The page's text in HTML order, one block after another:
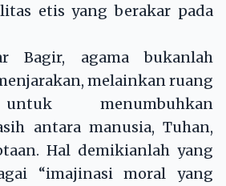
etis yang berakar pada
Bagir, agama bukanlah
melainkan ruang
menumbuhkan
antara manusia, Tuhan,
Hal demikianlah yang
“imajinasi moral yang